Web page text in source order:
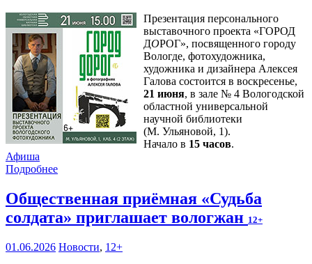
Презентация персонального
выставочного проекта «ГОРОД
ДОРОГ», посвященного городу
Вологде, фотохудожника,
художника и дизайнера Алексея
Галова состоится в воскресенье,
21 июня, в зале № 4 Вологодской
областной универсальной
научной библиотеки
(М. Ульяновой, 1).
Начало в 15 часов.
Афиша
Подробнее
Общественная приёмная «Судьба
солдата» приглашает вологжан 12+
01.06.2026 Новости, 12+